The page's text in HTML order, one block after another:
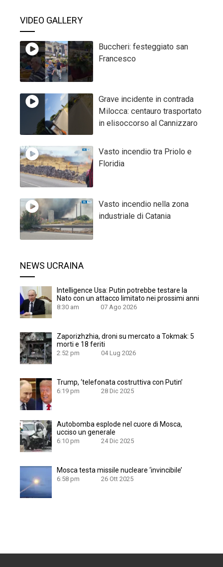
VIDEO GALLERY
Buccheri: festeggiato san
Francesco
Grave incidente in contrada
Milocca: centauro trasportato
in elisoccorso al Cannizzaro
Vasto incendio tra Priolo e
Floridia
Vasto incendio nella zona
industriale di Catania
NEWS UCRAINA
Intelligence Usa: Putin potrebbe testare la
Nato con un attacco limitato nei prossimi anni
8:30 am 07 Ago 2026
Zaporizhzhia, droni su mercato a Tokmak: 5
morti e 18 feriti
2:52 pm 04 Lug 2026
Trump, ‘telefonata costruttiva con Putin’
6:19 pm 28 Dic 2025
Autobomba esplode nel cuore di Mosca,
ucciso un generale
6:10 pm 24 Dic 2025
Mosca testa missile nucleare ‘invincibile’
6:58 pm 26 Ott 2025